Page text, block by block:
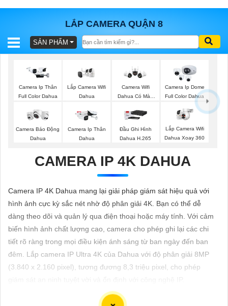
LẮP CAMERA QUẬN 8
BÁO
TRỌN
GÓI
SẢN
TƯ
VẤN
LẮP
ĐẶT
SẢN PHẨM
Camera Ip Thân
Full Color Dahua
Lắp Camera Wifi
Dahua
Camera Wifi
Dahua Có Màu
Camera Ip Dome
Full Color Dahua
Camera Báo Động
Dahua
Camera Ip Thân
Dahua
Đầu Ghi Hình
Dahua H.265
Lắp Camera Wifi
Dahua Xoay 360
CAMERA IP 4K DAHUA
Camera IP 4K Dahua mang lại giải pháp giám sát hiệu quả với
hình ảnh cực kỳ sắc nét nhờ độ phân giải 4K. Bạn có thể dễ
dàng theo dõi và quản lý qua điện thoại hoặc máy tính. Với cảm
biến hình ảnh chất lượng cao, camera cho phép ghi lại các chi
tiết rõ ràng trong mọi điều kiện ánh sáng từ ban ngày đến ban
đêm. Lắp camera IP Ultra 4K của Dahua với độ phân giải 8MP
(3.840 x 2.160 pixel), tương đương 8,3 triệu pixel, cho phép